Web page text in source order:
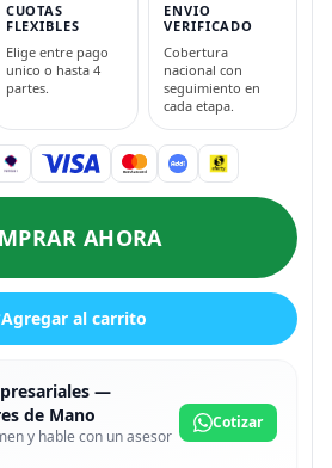
CUOTAS
FLEXIBLES
Elige entre pago
unico o hasta 4
partes.
ENVIO
VERIFICADO
Cobertura
nacional con
seguimiento en
cada etapa.
AHORA
Agregar al carrito
—
de Mano
y hable con un asesor
Cotizar